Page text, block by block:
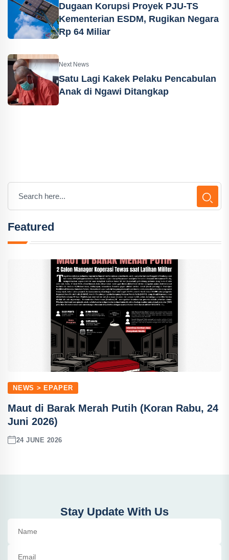
Dugaan Korupsi Proyek PJU-TS
Kementerian ESDM, Rugikan Negara
Rp 64 Miliar
Next News
Satu Lagi Kakek Pelaku Pencabulan
Anak di Ngawi Ditangkap
Featured
NEWS > EPAPER
Maut di Barak Merah Putih (Koran Rabu, 24
Juni 2026)
24 JUNE 2026
Stay Update With Us